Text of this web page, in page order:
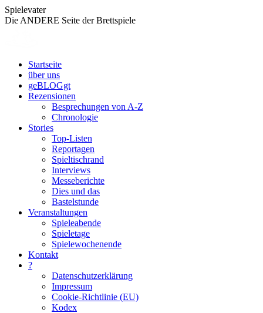
Zum
Inhalt
Spielevater
Die ANDERE Seite der Brettspiele
Startseite
über uns
geBLOGgt
Rezensionen
Besprechungen von A-Z
Chronologie
Stories
Top-Listen
Reportagen
Spieltischrand
Interviews
Messeberichte
Dies und das
Bastelstunde
Veranstaltungen
Spieleabende
Spieletage
Spielewochenende
Kontakt
?
Datenschutzerklärung
Impressum
Cookie-Richtlinie (EU)
Kodex